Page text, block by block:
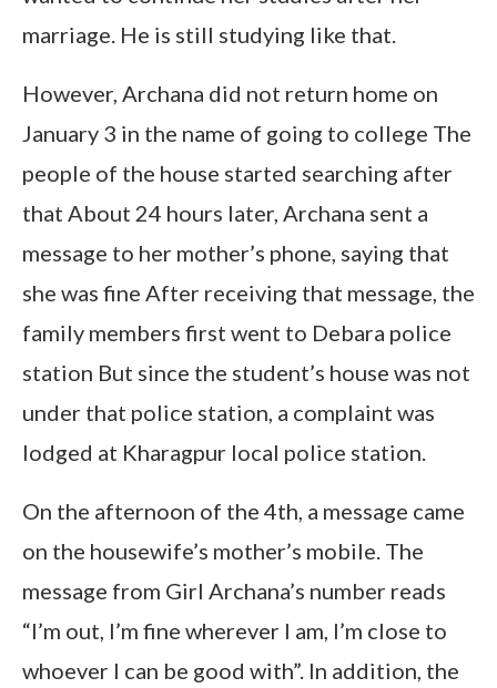
marriage. He is still studying like that.
However, Archana did not return home on
January 3 in the name of going to college The
people of the house started searching after
that About 24 hours later, Archana sent a
message to her mother’s phone, saying that
she was fine After receiving that message, the
family members first went to Debara police
station But since the student’s house was not
under that police station, a complaint was
lodged at Kharagpur local police station.
On the afternoon of the 4th, a message came
on the housewife’s mother’s mobile. The
message from Girl Archana’s number reads
“I’m out, I’m fine wherever I am, I’m close to
whoever I can be good with”. In addition, the